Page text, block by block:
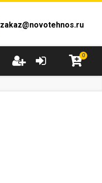
zakaz@novotehnos.ru
0